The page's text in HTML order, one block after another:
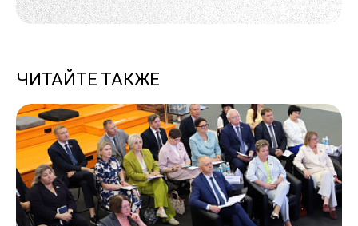
ЧИТАЙТЕ ТАКЖЕ